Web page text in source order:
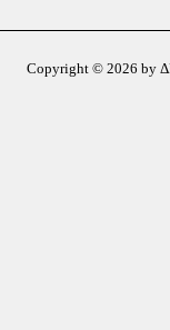
Copyright © 2026 by